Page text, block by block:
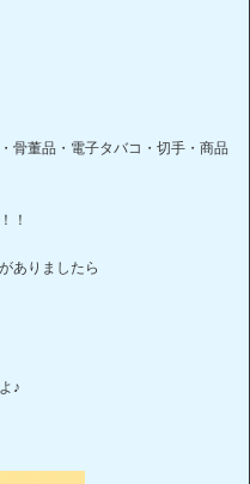
骨董品・電子タバコ・切手・商品
！
ありましたら
♪